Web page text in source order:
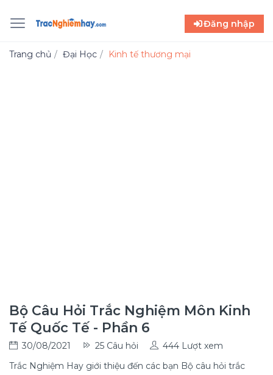
Đăng nhập
Trang chủ Đại Học Kinh tế thương mại
Bộ Câu Hỏi Trắc Nghiệm Môn Kinh
Tế Quốc Tế - Phần 6
30/08/2021 25 Câu hỏi
444 Lượt xem
Trắc Nghiệm Hay giới thiệu đến các bạn Bộ câu hỏi trắc